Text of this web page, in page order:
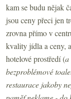
kam se budu nějak
jsou ceny přeci jen
zrovna přímo v
kvality jídla a ceny,
hotelové prostředí (a
bezproblémové
restaurace jakoby